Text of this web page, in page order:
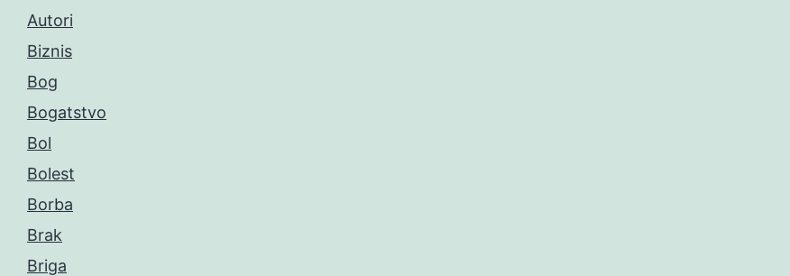
Autori
Biznis
Bog
Bogatstvo
Bol
Bolest
Borba
Brak
Briga